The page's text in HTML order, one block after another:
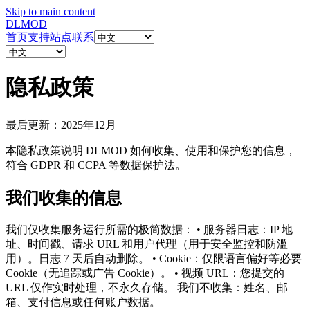
Skip to main content
DLMOD
首页支持站点联系
隐私政策
最后更新：2025年12月
本隐私政策说明 DLMOD 如何收集、使用和保护您的信息，
符合 GDPR 和 CCPA 等数据保护法。
我们收集的信息
我们仅收集服务运行所需的极简数据： • 服务器日志：IP 地
址、时间戳、请求 URL 和用户代理（用于安全监控和防滥
用）。日志 7 天后自动删除。 • Cookie：仅限语言偏好等必要
Cookie（无追踪或广告 Cookie）。 • 视频 URL：您提交的
URL 仅作实时处理，不永久存储。 我们不收集：姓名、邮
箱、支付信息或任何账户数据。